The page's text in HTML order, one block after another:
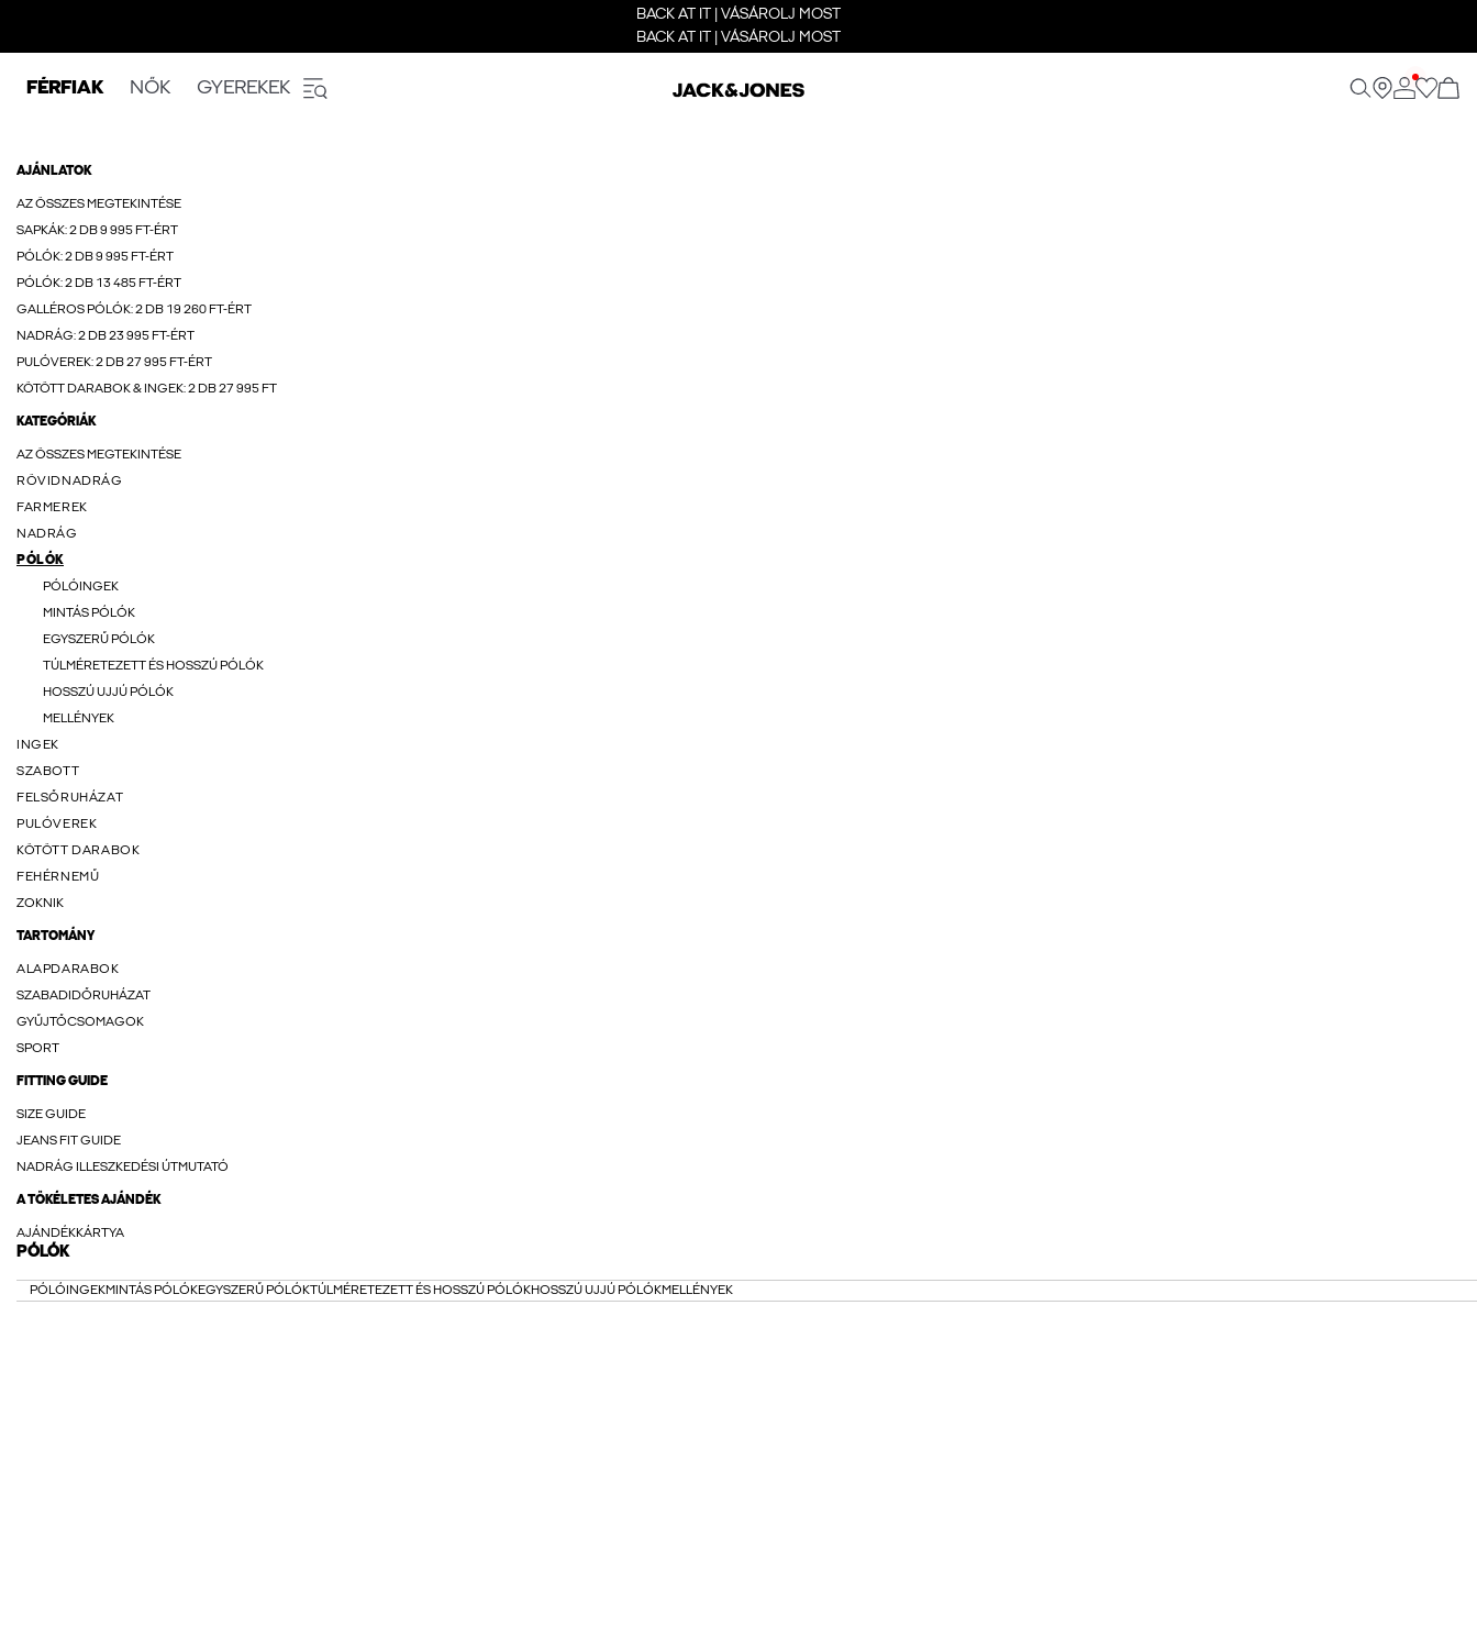
BACK AT IT | VÁSÁROLJ MOST
BACK AT IT | VÁSÁROLJ MOST
FÉRFIAK NŐK GYEREKEK
AJÁNLATOK
AZ ÖSSZES MEGTEKINTÉSE
SAPKÁK: 2 DB 9 995 FT-ÉRT
PÓLÓK: 2 DB 9 995 FT-ÉRT
PÓLÓK: 2 DB 13 485 FT-ÉRT
GALLÉROS PÓLÓK: 2 DB 19 260 FT-ÉRT
NADRÁG: 2 DB 23 995 FT-ÉRT
PULÓVEREK: 2 DB 27 995 FT-ÉRT
KÖTÖTT DARABOK & INGEK: 2 DB 27 995 FT
KATEGÓRIÁK
AZ ÖSSZES MEGTEKINTÉSE
RÖVIDNADRÁG
FARMEREK
NADRÁG
PÓLÓK
PÓLÓINGEK
MINTÁS PÓLÓK
EGYSZERŰ PÓLÓK
TÚLMÉRETEZETT ÉS HOSSZÚ PÓLÓK
HOSSZÚ UJJÚ PÓLÓK
MELLÉNYEK
INGEK
SZABOTT
FELSŐRUHÁZAT
PULÓVEREK
KÖTÖTT DARABOK
FEHÉRNEMŰ
ZOKNIK
TARTOMÁNY
ALAPDARABOK
SZABADIDŐRUHÁZAT
GYŰJTŐCSOMAGOK
SPORT
FITTING GUIDE
SIZE GUIDE
JEANS FIT GUIDE
NADRÁG ILLESZKEDÉSI ÚTMUTATÓ
A TÖKÉLETES AJÁNDÉK
AJÁNDÉKKÁRTYA
PÓLÓK
PÓLÓINGEKMINTÁS PÓLÓKEGYSZERŰ PÓLÓKTÚLMÉRETEZETT ÉS HOSSZÚ PÓLÓKHOSSZÚ UJJÚ PÓLÓKMELLÉNYEK